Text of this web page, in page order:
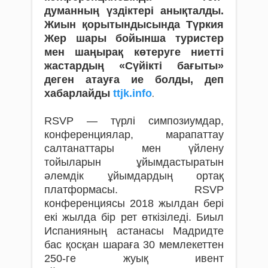
думанның үздіктері анықталды.
Жиын қорытындысында Түркия
Жер шары бойынша туристер
мен шаңырақ көтеруге ниетті
жастардың «Сүйікті бағыты»
деген атауға ие болды, деп
хабарлайды ttjk.info.
RSVP — түрлі симпозиумдар,
конференциялар, марапаттау
салтанаттары мен үйлену
тойыларын ұйымдастыратын
әлемдік ұйымдардың ортақ
платформасы. RSVP
конференциясы 2018 жылдан бері
екі жылда бір рет өткізіледі. Биыл
Испанияның астанасы Мадридте
бас қосқан шараға 30 мемлекеттен
250-ге жуық ивент